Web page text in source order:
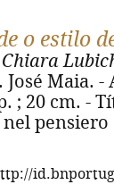
o estilo
Maia.
; 20 cm. -
pensiero